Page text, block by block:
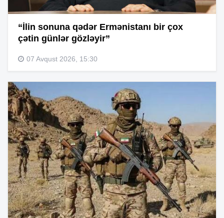
“İlin sonuna qədər Ermənistanı bir çox
çətin günlər gözləyir”
07 Avqust 2026, 15:30